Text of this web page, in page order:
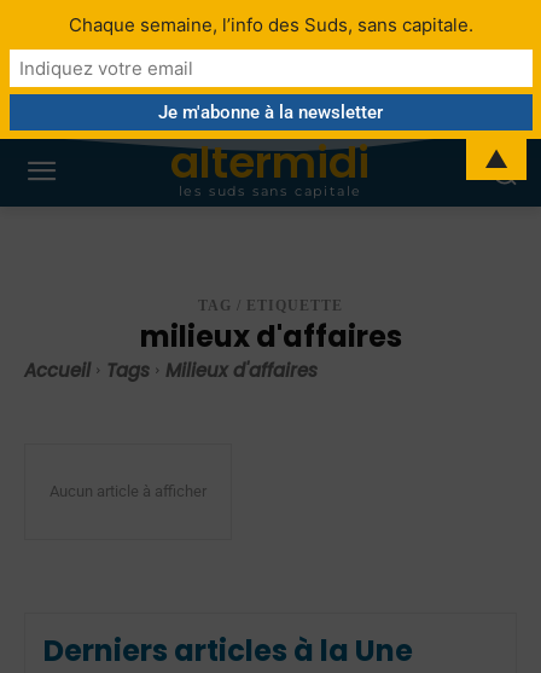
altermidi
les suds sans capitale
TAG / ETIQUETTE
milieux d'affaires
Accueil Tags Milieux d'affaires
Aucun article à afficher
Derniers articles à la Une
Chaque semaine, l’info des Suds, sans capitale.
▲